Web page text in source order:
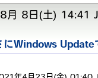
月 8日(土) 14:41
にWindows Update